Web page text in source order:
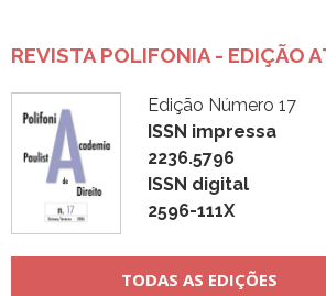
REVISTA POLIFONIA - EDIÇÃO
Edição Número 17
ISSN impressa
2236.5796
ISSN digital
2596-111X
TODAS AS EDIÇÕES